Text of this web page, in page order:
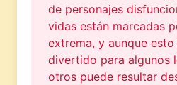
de personajes
vidas están marcadas
extrema, y aunque
divertido para algunos
otros puede resultar